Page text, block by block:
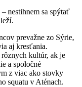
nestihnem sa spýtať
prevažne zo Sýrie,
aj kresťania.
kultúr, ak je
a spoločné
z viac ako stovky
squatu v Aténach.